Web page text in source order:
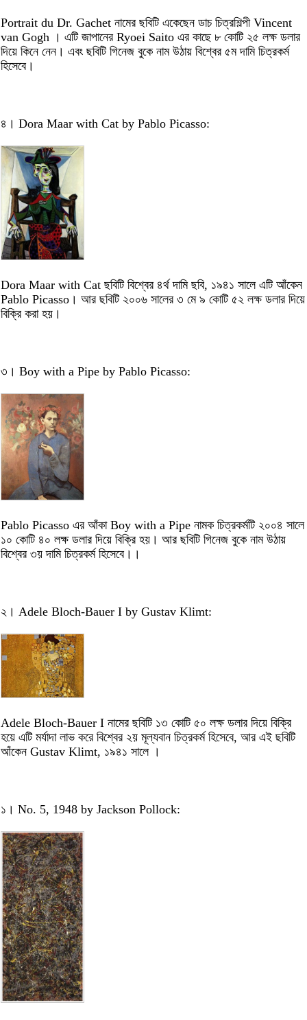
Portrait du Dr. Gachet নামের ছবিটি একেছেন ডাচ চিত্রশিল্পী Vincent
van Gogh । এটি জাপানের Ryoei Saito এর কাছে ৮ কোটি ২৫ লক্ষ ডলার
দিয়ে কিনে নেন। এবং ছবিটি গিনেজ বুকে নাম উঠায় বিশ্বের ৫ম দামি চিত্রকর্ম
হিসেবে।
৪। Dora Maar with Cat by Pablo Picasso:
Dora Maar with Cat ছবিটি বিশ্বের ৪র্থ দামি ছবি, ১৯৪১ সালে এটি আঁকেন
Pablo Picasso। আর ছবিটি ২০০৬ সালের ৩ মে ৯ কোটি ৫২ লক্ষ ডলার দিয়ে
বিক্রি করা হয়।
৩। Boy with a Pipe by Pablo Picasso:
Pablo Picasso এর আঁকা Boy with a Pipe নামক চিত্রকর্মটি ২০০৪ সালে
১০ কোটি ৪০ লক্ষ ডলার দিয়ে বিক্রি হয়। আর ছবিটি গিনেজ বুকে নাম উঠায়
বিশ্বের ৩য় দামি চিত্রকর্ম হিসেবে।।
২। Adele Bloch-Bauer I by Gustav Klimt:
Adele Bloch-Bauer I নামের ছবিটি ১৩ কোটি ৫০ লক্ষ ডলার দিয়ে বিক্রি
হয়ে এটি মর্যাদা লাভ করে বিশ্বের ২য় মূল্যবান চিত্রকর্ম হিসেবে, আর এই ছবিটি
আঁকেন Gustav Klimt, ১৯৪১ সালে ।
১। No. 5, 1948 by Jackson Pollock: